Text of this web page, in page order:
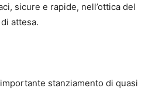
sicure e rapide, nell’ottica del
attesa.
stanziamento di quasi